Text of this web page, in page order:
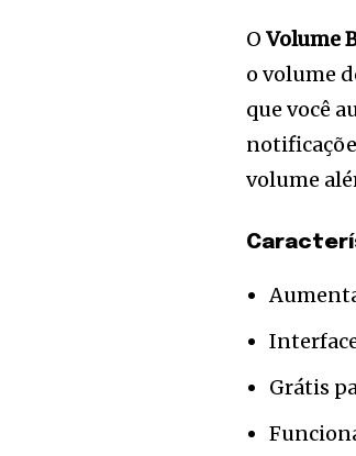
OVolume
o volume
que você
volume
Grátis